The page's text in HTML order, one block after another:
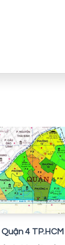
4 TP.HCM